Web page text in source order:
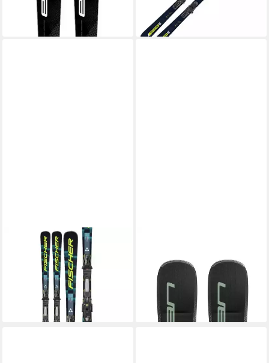
lieferbar - in 5-6 Werktagen bei dir
lieferbar - in 2-3 Werktagen bei dir
Tourenski
ab 777,00 € UVP 1.000,00 €
lieferbar - in 3-4 Werktagen bei dir
9.0 GW SCHWARZ
399,99 €
UVP 499,95 €
-20%
lieferbar - in 5-6 Werktagen bei dir